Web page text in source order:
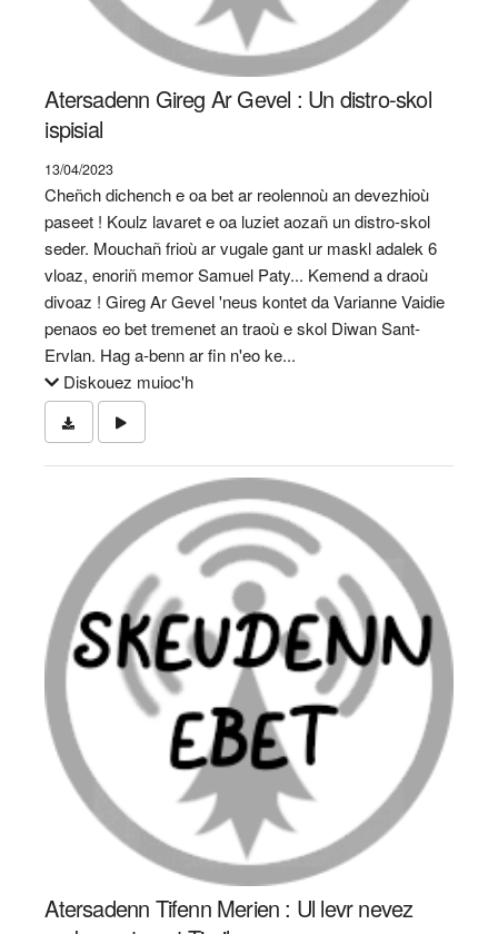
Atersadenn Gireg Ar Gevel : Un distro-skol
ispisial
13/04/2023
Cheñch dichench e oa bet ar reolennoù an devezhioù
paseet ! Koulz lavaret e oa luziet aozañ un distro-skol
seder. Mouchañ frioù ar vugale gant ur maskl adalek 6
vloaz, enoriñ memor Samuel Paty... Kemend a draoù
divoaz ! Gireg Ar Gevel 'neus kontet da Varianne Vaidie
penaos eo bet tremenet an traoù e skol Diwan Sant-
Ervlan. Hag a-benn ar fin n'eo ke...
Diskouez muioc'h
Atersadenn Tifenn Merien : Ul levr nevez